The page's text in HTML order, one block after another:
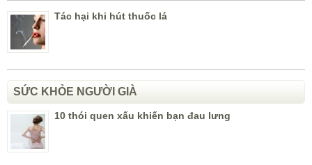
Tác hại khi hút thuốc lá
SỨC KHỎE NGƯỜI GIÀ
10 thói quen xấu khiến bạn đau lưng